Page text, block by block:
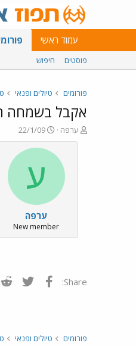
עמוד ראשי
פוסטים חיפוש
פורומים טיולים ופנאי
אקבל בשמחה
פ
ו
ערפה
פ
ו
ר
ם
ב
א
ר
י
ך
22/1/09
ע
ערפה
New member
Share: פייסבוק
פורומים טיולים ופנאי